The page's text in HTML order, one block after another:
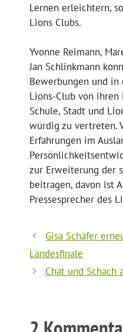
Lernen erleichtern,
Lions Clubs.
Yvonne Reimann,
Jan Schlinkmann
Bewerbungen und in
Lions-Club von ihren
Schule, Stadt und
würdig zu vertreten.
Erfahrungen im
zur Erweiterung der
beitragen, davon ist
Pressesprecher des
Gisa Schäfer
Landesfinale
Chat und Schach